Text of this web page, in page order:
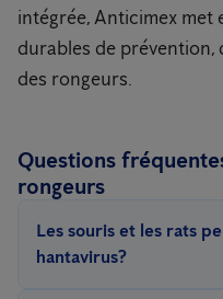
intégrée, Anticimex
durables de
des rongeurs.
Questions
rongeurs
Les souris et les rats
hantavirus?